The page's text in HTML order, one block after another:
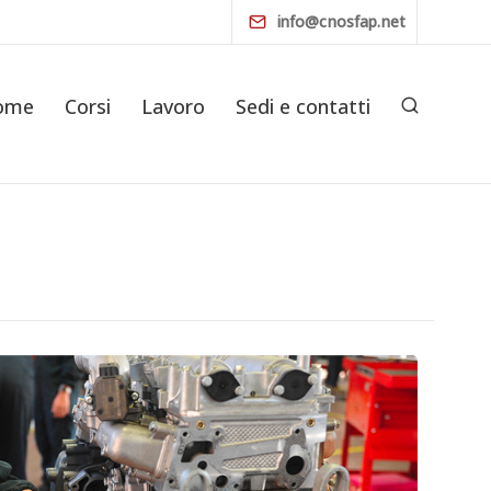
info@cnosfap.net
Corsi Lavoro Sedi e contatti